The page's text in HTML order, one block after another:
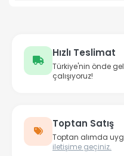
Hızlı Teslimat
Türkiye'nin önde
çalışıyoruz!
Toptan Satış
Toptan alımda
iletişime geçiniz.